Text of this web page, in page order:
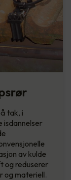
tak, i
isdannelser
av kulde
og reduserer
og materiell.